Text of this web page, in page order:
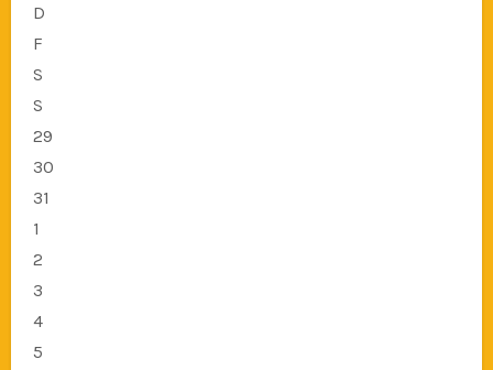
D
F
S
S
29
30
31
1
2
3
4
5